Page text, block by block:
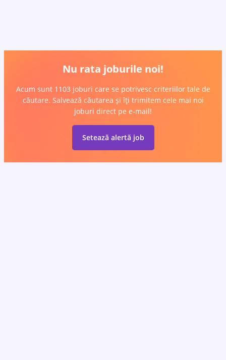
Nu rata joburile noi!
Acum sunt 1103 joburi care se potrivesc criteriilor tale de
căutare. Salvează căutarea și îți trimitem cele mai noi
joburi direct pe e-mail!
Setează alertă job